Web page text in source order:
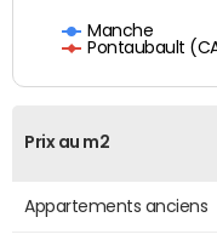
Manche
Pontaubault
Prix au m2
Appartements anciens